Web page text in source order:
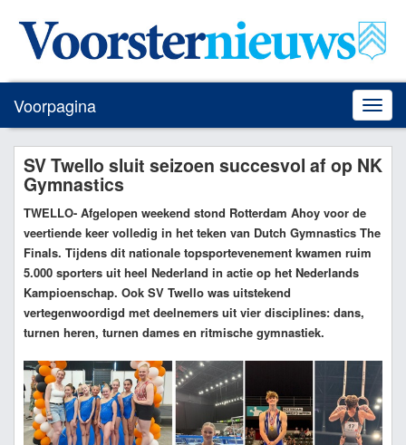
Toggle
Voorpagina
SV Twello sluit seizoen succesvol af op NK
Gymnastics
TWELLO- Afgelopen weekend stond Rotterdam Ahoy voor de
veertiende keer volledig in het teken van Dutch Gymnastics The
Finals. Tijdens dit nationale topsportevenement kwamen ruim
5.000 sporters uit heel Nederland in actie op het Nederlands
Kampioenschap. Ook SV Twello was uitstekend
vertegenwoordigd met deelnemers uit vier disciplines: dans,
turnen heren, turnen dames en ritmische gymnastiek.